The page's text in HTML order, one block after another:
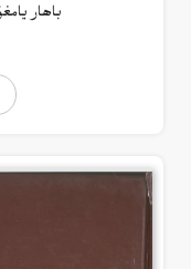
باھار